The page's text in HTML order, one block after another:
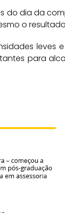
dia da
o
leves
para